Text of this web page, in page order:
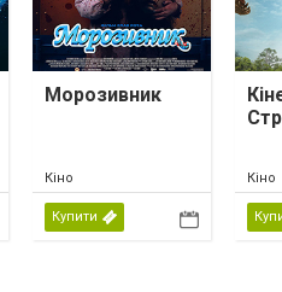
Морозивник
Кіно
Купити
Кіно